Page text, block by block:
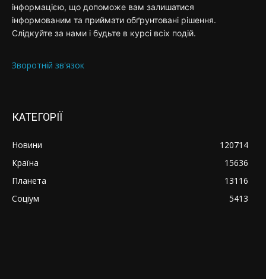
інформацією, що допоможе вам залишатися
інформованим та приймати обґрунтовані рішення.
Слідкуйте за нами і будьте в курсі всіх подій.
Зворотній зв'язок
КАТЕГОРІЇ
Новини
120714
Країна
15636
Планета
13116
Соціум
5413